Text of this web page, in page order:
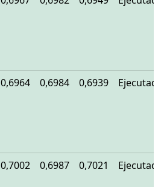
0,6964 0,6984 0,6939
0,7002 0,6987 0,7021